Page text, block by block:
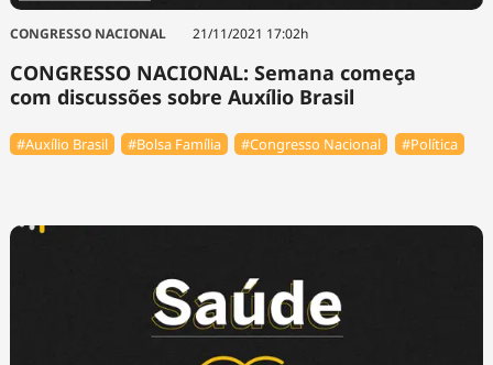
CONGRESSO NACIONAL 21/11/2021 17:02h
CONGRESSO NACIONAL: Semana começa
com discussões sobre Auxílio Brasil
#Auxílio Brasil #Bolsa Família #Congresso Nacional #Política